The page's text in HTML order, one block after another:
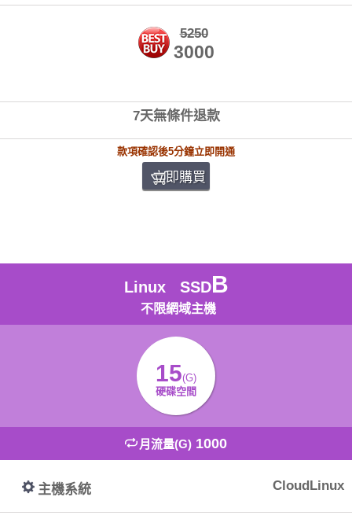
5250
3000
7天無條件退款
款項確認後5分鐘立即開通
立即購買
Linux SSDB
不限網域主機
15(G)
硬碟空間
月流量(G) 1000
主機系統 CloudLinux